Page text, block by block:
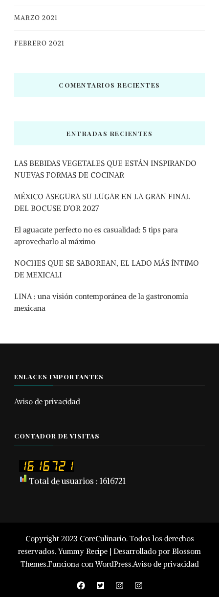
MARZO 2021
FEBRERO 2021
COMENTARIOS RECIENTES
ENTRADAS RECIENTES
LAS BEBIDAS VEGETALES QUE ESTÁN INSPIRANDO
NUEVAS FORMAS DE COCINAR
MÉXICO ASEGURA SU LUGAR EN LA GRAN FINAL
DEL BOCUSE D’OR 2027
El aguacate perfecto no es casualidad: 5 tips para
aprovecharlo al máximo
NOCHES QUE SE SABOREAN, EL LADO MÁS ÍNTIMO
DE MEXICALI
LINA : una visión contemporánea de la gastronomía
mexicana
ENLACES IMPORTANTES
Aviso de privacidad
CONTADOR DE VISITAS
Total de usuarios : 1616721
Copyright 2023 CoreCulinario. Todos los derechos
reservados.Yummy Recipe | Desarrollado por Blossom
Themes.Funciona conWordPress.Aviso de privacidad